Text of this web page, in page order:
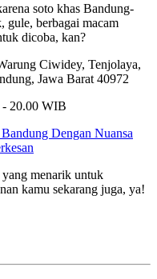
soto khas Bandung-
gule, berbagai macam
dicoba, kan?
Ciwidey, Tenjolaya,
Jawa Barat 40972
- 20.00 WIB
Dengan Nuansa
menarik untuk
kamu sekarang juga, ya!